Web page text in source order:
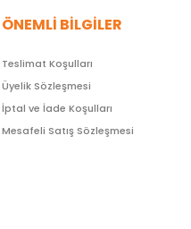
ÖNEMLİ BİLGİLER
Teslimat Koşulları
Üyelik Sözleşmesi
İptal ve İade Koşulları
Mesafeli Satış Sözleşmesi